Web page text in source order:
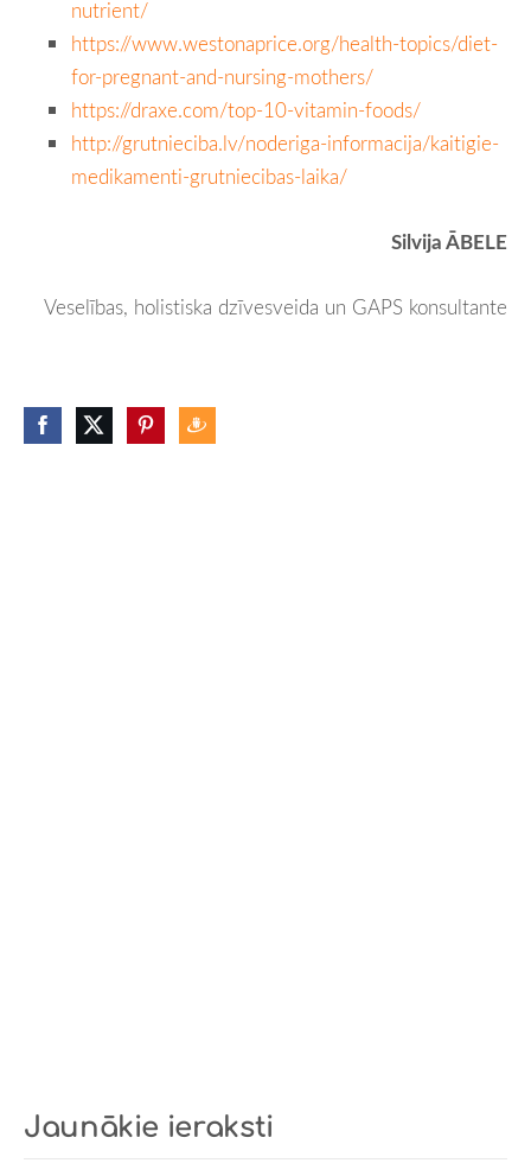
Jaunākie ieraksti
nutrient/
https://www.westonaprice.org/health-topics/diet-
for-pregnant-and-nursing-mothers/
https://draxe.com/top-10-vitamin-foods/
http://grutnieciba.lv/noderiga-informacija/kaitigie-
medikamenti-grutniecibas-laika/
Silvija ĀBELE
Veselības, holistiska dzīvesveida un GAPS konsultante